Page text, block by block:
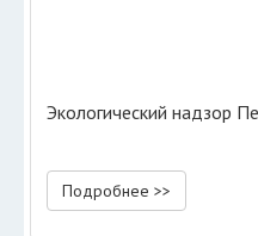
Экологический надзор
Подробнее >>